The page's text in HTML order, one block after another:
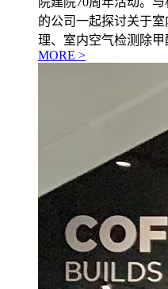
的公司一起探讨关于
理、室内空气检测除甲
MORE >